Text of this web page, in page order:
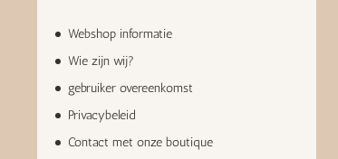
Webshop informatie
Wie zijn wij?
gebruiker overeenkomst
Privacybeleid
Contact met onze boutique